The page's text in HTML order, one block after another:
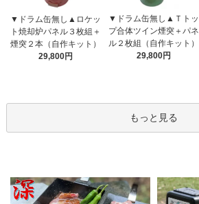
▼ドラム缶無し▲ロケッ
ト焼却炉パネル３枚組＋
煙突２本（自作キット）
29,800円
▼ドラム缶無し▲Ｔトッ
プ合体ツイン煙突＋パネ
ル２枚組（自作キット）
29,800円
もっと見る